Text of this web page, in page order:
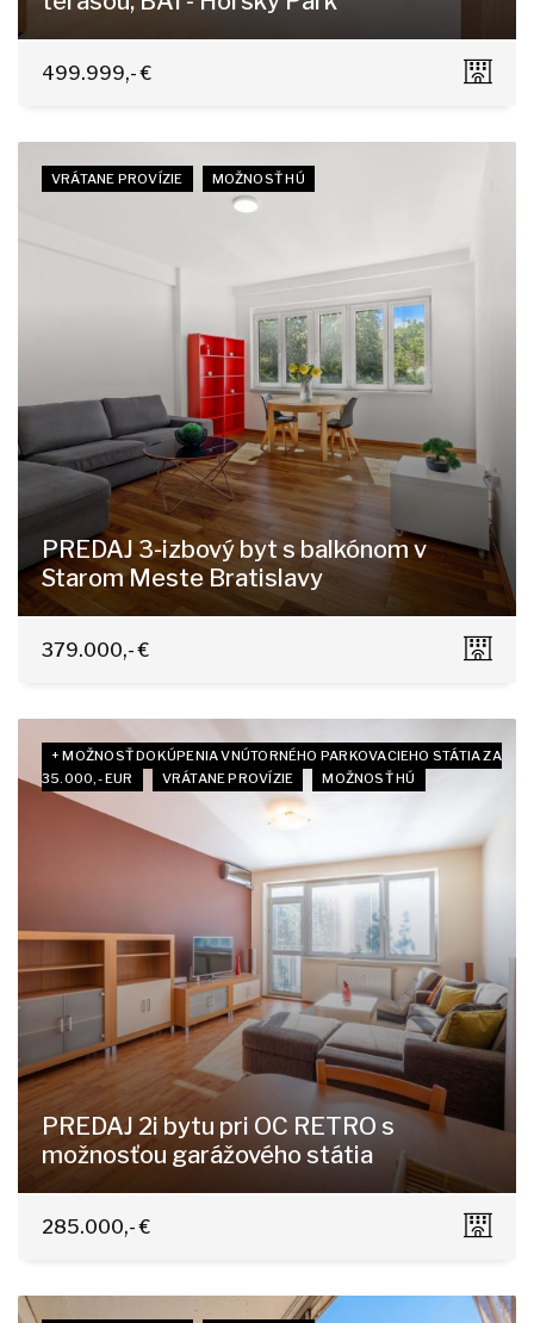
Čapkova 16, Bratislava - Staré Mesto
499.999,- €
VRÁTANE PROVÍZIE MOŽNOSŤ HÚ
PREDAJ 3-izbový byt s balkónom v
Starom Meste Bratislavy
Kúpeľná 7, Bratislava - Staré Mesto
379.000,- €
+ MOŽNOSŤ DOKÚPENIA VNÚTORNÉHO PARKOVACIEHO STÁTIA ZA
35.000,- EUR
VRÁTANE PROVÍZIE MOŽNOSŤ HÚ
PREDAJ 2i bytu pri OC RETRO s
možnosťou garážového státia
Tomášikova 9, Bratislava - Ružinov
285.000,- €